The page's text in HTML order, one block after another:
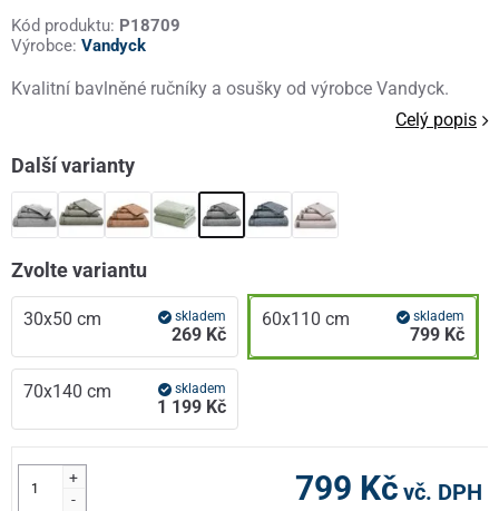
Kód produktu: P18709
Výrobce: Vandyck
Kvalitní bavlněné ručníky a osušky od výrobce Vandyck.
Celý popis
Další varianty
Zvolte variantu
30x50 cm skladem
269 Kč
60x110 cm skladem
799 Kč
70x140 cm skladem
1 199 Kč
+
-
799 Kč vč. DPH